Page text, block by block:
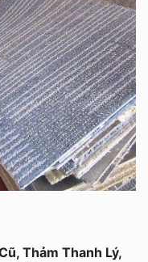
Thảm Thanh Lý,